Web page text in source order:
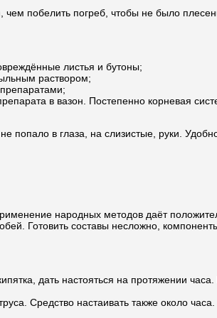
чем побелить погреб, чтобы не было
листья и бутоны;
раствором;
в вазон. Постепенно корневая
в глаза, на слизистые, руки.
народных методов даёт
Готовить составы несложно,
дать настояться на протяжении
Средство настаивать также около